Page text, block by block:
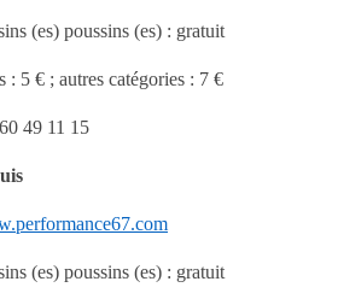
(es) poussins (es) : gratuit
€ ; autres catégories : 7 €
49 11 15
(es) poussins (es) : gratuit